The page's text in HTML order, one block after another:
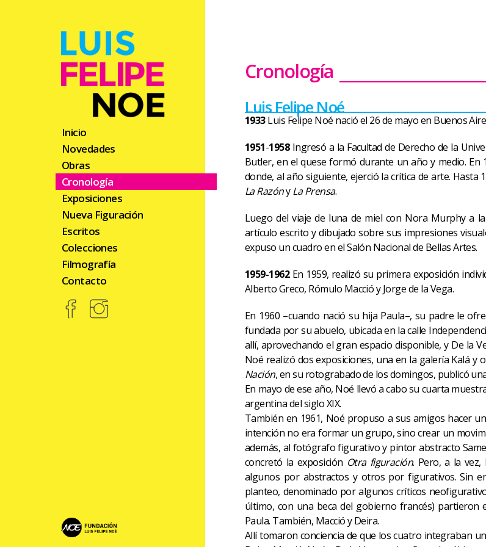
Inicio
Novedades
Obras
Cronología
Exposiciones
Nueva Figuración
Escritos
Colecciones
Filmografía
Contacto
Cronología
Luis Felipe Noé
1933Luis Felipe Noé nació el 26 de mayo en Buenos
1951-1958Ingresó a la Facultad de Derecho de la
Butler, en el quese formó durante un año y medio.
donde, al año siguiente, ejerció la crítica de arte.
La RazónyLa Prensa.
Luego del viaje de luna de miel con Nora Murphy a
artículo escrito y dibujado sobre sus impresiones
expuso un cuadro en el Salón Nacional de Bellas Artes.
1959-1962En 1959, realizó su primera exposición
Alberto Greco, Rómulo Macció y Jorge de la Vega.
En 1960 –cuando nació su hija Paula–, su padre le
fundada por su abuelo, ubicada en la calle
allí, aprovechando el gran espacio disponible, y De la
Noé realizó dos exposiciones, una en la galería Kalá y
Nación, en su rotograbado de los domingos, publicó
En mayo de ese año, Noé llevó a cabo su cuarta
argentina del siglo XIX.
También en 1961, Noé propuso a sus amigos hacer
intención no era formar un grupo, sino crear un
además, al fotógrafo figurativo y pintor abstracto
concretó la exposición Otra figuración. Pero, a la
algunos por abstractos y otros por figurativos. Sin
planteo, denominado por algunos críticos
último, con una beca del gobierno francés)
Paula. También, Macció y Deira.
Allí tomaron conciencia de que los cuatro integraban